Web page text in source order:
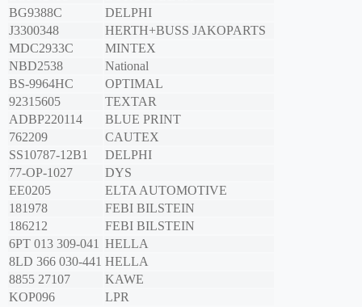
BG9388C
DELPHI
J3300348
HERTH+BUSS JAKOPARTS
MDC2933C
MINTEX
NBD2538
National
BS-9964HC
OPTIMAL
92315605
TEXTAR
ADBP220114
BLUE PRINT
762209
CAUTEX
SS10787-12B1
DELPHI
77-OP-1027
DYS
EE0205
ELTA AUTOMOTIVE
181978
FEBI BILSTEIN
186212
FEBI BILSTEIN
6PT 013 309-041 HELLA
8LD 366 030-441 HELLA
8855 27107
KAWE
KOP096
LPR